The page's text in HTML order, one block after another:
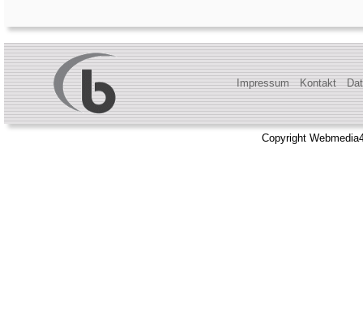
Impressum Kontakt
Copyright